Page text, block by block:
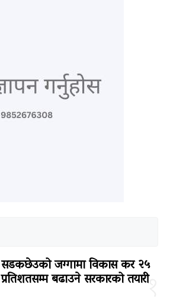
१
सडकछेउको जग्गामा विकास कर २५
प्रतिशतसम्म बढाउने सरकारको तयारी